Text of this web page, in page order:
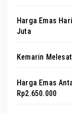
Harga Emas
Juta
Kemarin
Harga Emas
Rp2.650.000